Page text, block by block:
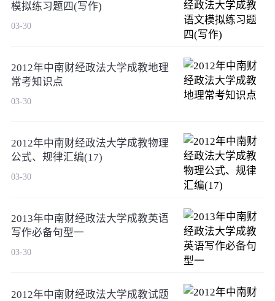
模拟练习题四(写作)
03-30
2012年中南财经政法大学成教地理
常考知识点
03-30
2012年中南财经政法大学成教物理
公式、规律汇编(17)
03-30
2013年中南财经政法大学成教英语
写作必备句型一
03-30
2012年中南财经政法大学成教试题